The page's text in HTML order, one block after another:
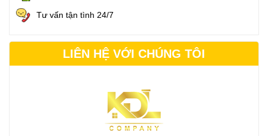
Tư vấn tận tình 24/7
LIÊN HỆ VỚI CHÚNG TÔI